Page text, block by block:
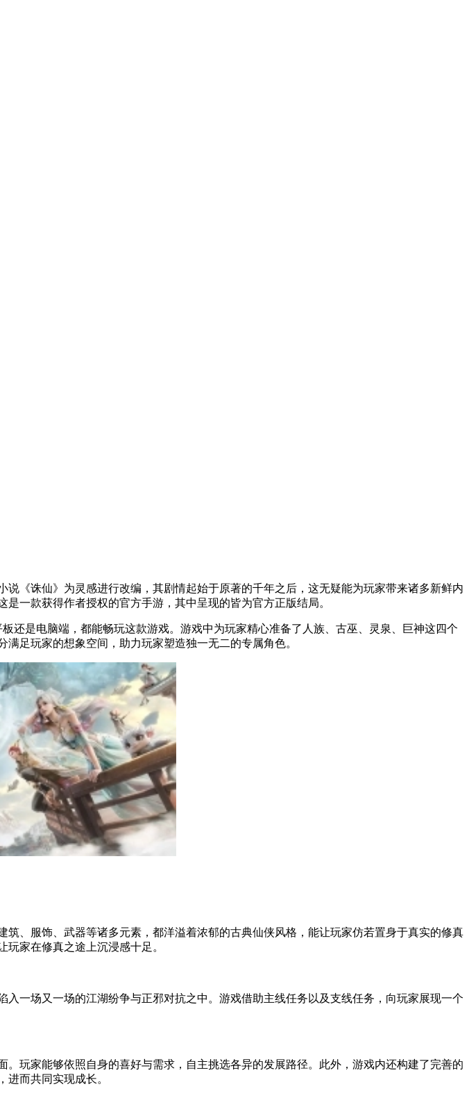
《诛仙》为灵感进行改编，其剧情起始于原著的千年之后，这无疑能为玩家带来诸多新鲜内
一款获得作者授权的官方手游，其中呈现的皆为官方正版结局。
还是电脑端，都能畅玩这款游戏。游戏中为玩家精心准备了人族、古巫、灵泉、巨神这四个
足玩家的想象空间，助力玩家塑造独一无二的专属角色。
、服饰、武器等诸多元素，都洋溢着浓郁的古典仙侠风格，能让玩家仿若置身于真实的修真
家在修真之途上沉浸感十足。
一场又一场的江湖纷争与正邪对抗之中。游戏借助主线任务以及支线任务，向玩家展现一个
玩家能够依照自身的喜好与需求，自主挑选各异的发展路径。此外，游戏内还构建了完善的
而共同实现成长。